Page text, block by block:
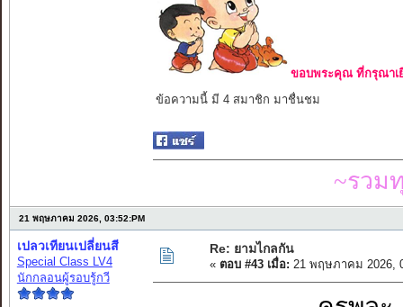
ขอบพระคุณ ที่กรุณาเ
ข้อความนี้ มี 4 สมาชิก มาชื่นชม
~รวม
21 พฤษภาคม 2026, 03:52:PM
เปลวเทียนเปลี่ยนสี
Special Class LV4
นักกลอนผู้รอบรู้กวี
Re: ยามไกลกัน
« ตอบ #43 เมื่อ: 21 พฤษภาคม 2026,